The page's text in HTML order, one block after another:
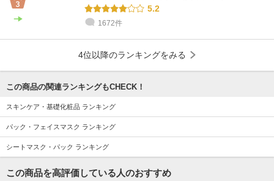
5.2
1672件
4位以降のランキングをみる
この商品の関連ランキングもCHECK！
スキンケア・基礎化粧品 ランキング
パック・フェイスマスク ランキング
シートマスク・パック ランキング
この商品を高評価している人のおすすめ